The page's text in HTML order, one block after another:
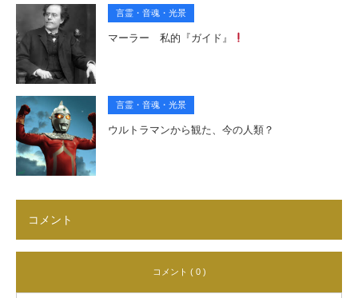
言霊・音魂・光景
マーラー 私的『ガイド』
言霊・音魂・光景
ウルトラマンから観た、今の人類？
コメント
コメント ( 0 )